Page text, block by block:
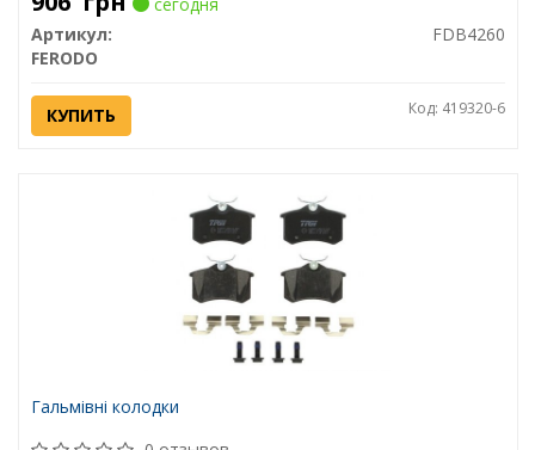
Артикул:
FDB4260
FERODO
КУПИТЬ Код: 419320-6
Гальмівні колодки